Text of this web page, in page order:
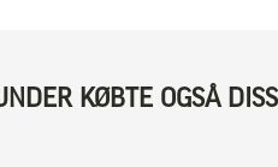
KØBTE OGSÅ